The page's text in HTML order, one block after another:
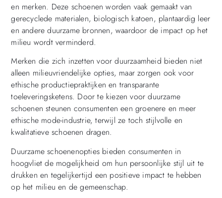
en merken. Deze schoenen worden vaak gemaakt van
gerecyclede materialen, biologisch katoen, plantaardig leer
en andere duurzame bronnen, waardoor de impact op het
milieu wordt verminderd.
Merken die zich inzetten voor duurzaamheid bieden niet
alleen milieuvriendelijke opties, maar zorgen ook voor
ethische productiepraktijken en transparante
toeleveringsketens. Door te kiezen voor duurzame
schoenen steunen consumenten een groenere en meer
ethische mode-industrie, terwijl ze toch stijlvolle en
kwalitatieve schoenen dragen.
Duurzame schoenenopties bieden consumenten in
hoogvliet de mogelijkheid om hun persoonlijke stijl uit te
drukken en tegelijkertijd een positieve impact te hebben
op het milieu en de gemeenschap.